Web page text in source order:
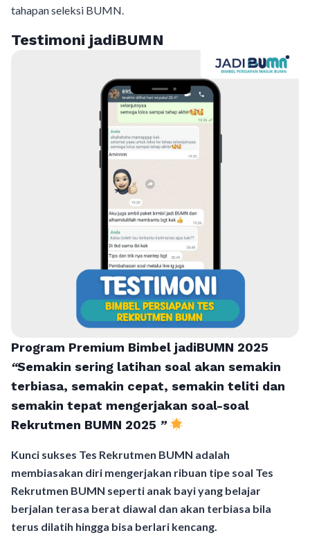
tahapan seleksi BUMN.
Testimoni jadiBUMN
Program Premium Bimbel jadiBUMN 2025
“Semakin sering latihan soal akan semakin
terbiasa, semakin cepat, semakin teliti dan
semakin tepat mengerjakan soal-soal
Rekrutmen BUMN 2025 ”
Kunci sukses Tes Rekrutmen BUMN adalah
membiasakan diri mengerjakan ribuan tipe soal Tes
Rekrutmen BUMN seperti anak bayi yang belajar
berjalan terasa berat diawal dan akan terbiasa bila
terus dilatih hingga bisa berlari kencang.